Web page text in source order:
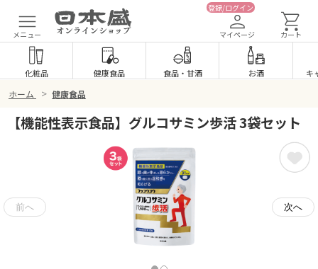
メニュー
登録/ログイン
マイページ カート
化粧品 健康食品 食品・ 甘酒 お酒 キ
ホーム > 健康食品
【機能性表示食品】グルコサミン歩活 3袋セット